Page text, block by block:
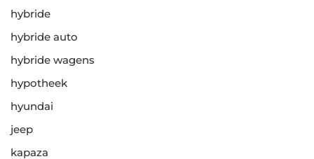
hybride
hybride auto
hybride wagens
hypotheek
hyundai
jeep
kapaza